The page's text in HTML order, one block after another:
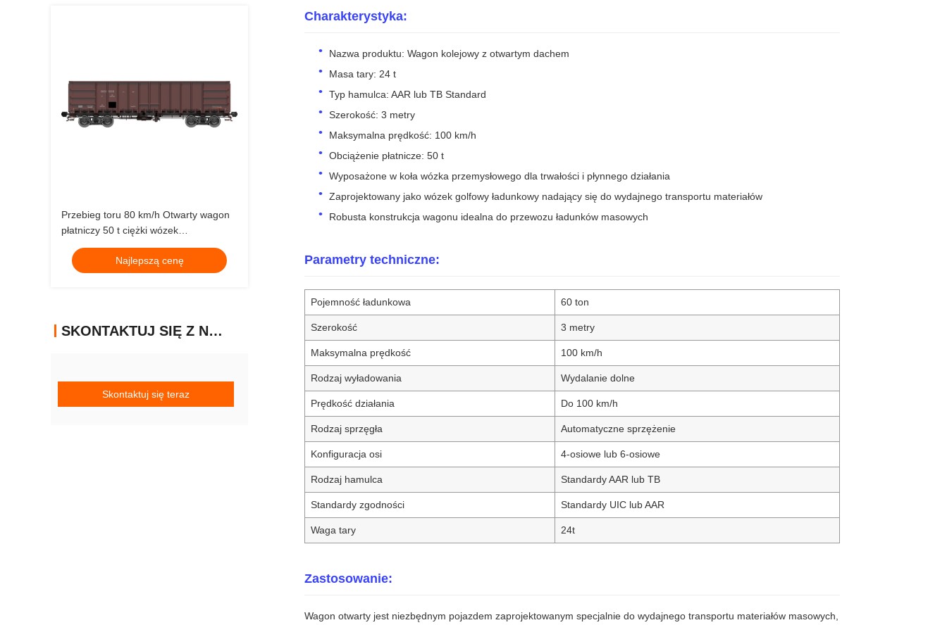
Przebieg toru 80 km/h Otwarty wagon
płatniczy 50 t ciężki wózek
przemysłowy nadający się do produkcji
i dystrybucji
Najlepszą cenę
SKONTAKTUJ SIĘ Z NAMI
Skontaktuj się teraz
Charakterystyka:
Nazwa produktu: Wagon kolejowy z otwartym dachem
Masa tary: 24 t
Typ hamulca: AAR lub TB Standard
Szerokość: 3 metry
Maksymalna prędkość: 100 km/h
Obciążenie płatnicze: 50 t
Wyposażone w koła wózka przemysłowego dla trwałości i płynnego działania
Zaprojektowany jako wózek golfowy ładunkowy nadający się do wydajnego transportu materiałów
Robusta konstrukcja wagonu idealna do przewozu ładunków masowych
Parametry techniczne:
Pojemność ładunkowa 60 ton
Szerokość 3 metry
Maksymalna prędkość 100 km/h
Rodzaj wyładowania Wydalanie dolne
Prędkość działania Do 100 km/h
Rodzaj sprzęgła Automatyczne sprzężenie
Konfiguracja osi 4-osiowe lub 6-osiowe
Rodzaj hamulca Standardy AAR lub TB
Standardy zgodności Standardy UIC lub AAR
Waga tary 24t
Zastosowanie:
Wagon otwarty jest niezbędnym pojazdem zaprojektowanym specjalnie do wydajnego transportu materiałów masowych,